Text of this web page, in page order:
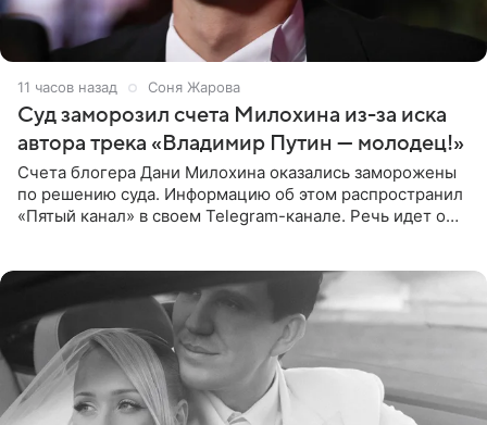
11 часов назад Соня Жарова
Суд заморозил счета Милохина из-за иска
автора трека «Владимир Путин — молодец!»
Счета блогера Дани Милохина оказались заморожены
по решению суда. Информацию об этом распространил
«Пятый канал» в своем Telegram-канале. Речь идет о